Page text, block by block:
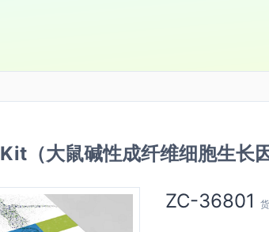
（大鼠碱性成纤维细胞生长
ZC-36801